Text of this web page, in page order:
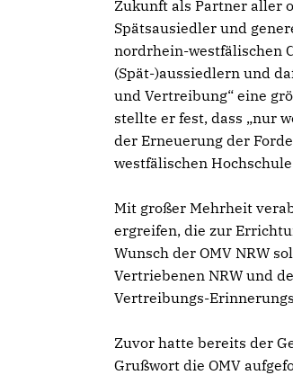
Zukunft als Partner aller
Spätsausiedler und
nordrhein-westfälischen
(Spät-)aussiedlern und
und Vertreibung“ eine
stellte er fest, dass „nur
der Erneuerung der
westfälischen
Mit großer Mehrheit
ergreifen, die zur
Wunsch der OMV NRW
Vertriebenen NRW und
Vertreibungs-
Zuvor hatte bereits der
Grußwort die OMV